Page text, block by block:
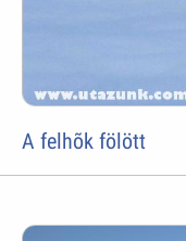
A felhõk fölött